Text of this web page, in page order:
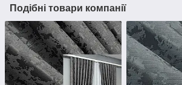
Подібні товари компанії